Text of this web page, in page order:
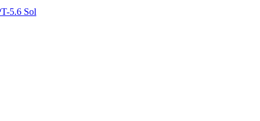
5.6 Sol